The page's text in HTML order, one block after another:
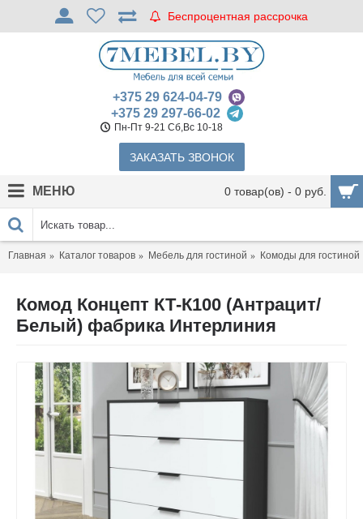
Беспроцентная рассрочка
+375 29 624-04-79
+375 29 297-66-02
Пн-Пт 9-21 Сб,Вс 10-18
ЗАКАЗАТЬ ЗВОНОК
0 товар(ов) - 0 руб.
МЕНЮ
Главная Каталог товаров Мебель для гостиной Комоды для гостиной
Комод Концепт КТ-К100 (Антрацит/
Белый) фабрика Интерлиния